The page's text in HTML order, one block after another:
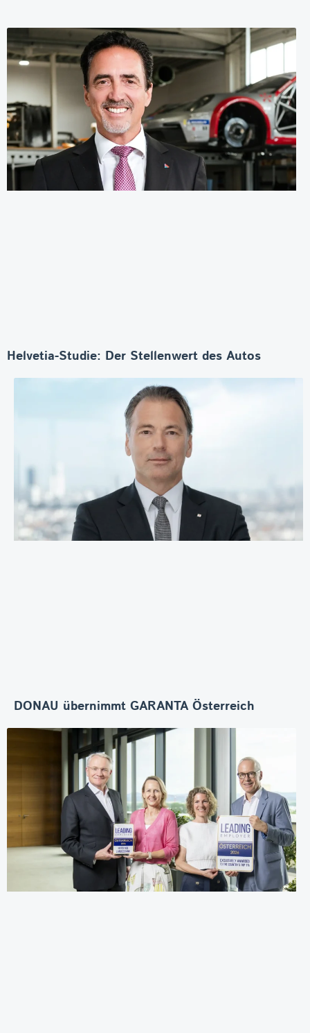
Helvetia-Studie: Der Stellenwert des Autos
DONAU übernimmt GARANTA Österreich